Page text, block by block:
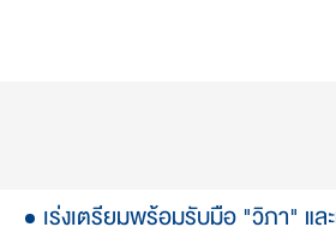
เร่งเตรียมพร้อมรับมือ "วิภา" แ